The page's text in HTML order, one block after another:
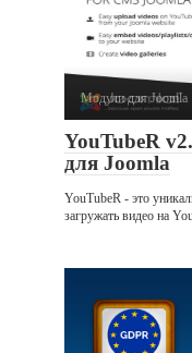
Модули для Joomla
YouTubeR
для Joomla
YouTubeR - это
загружать видео на